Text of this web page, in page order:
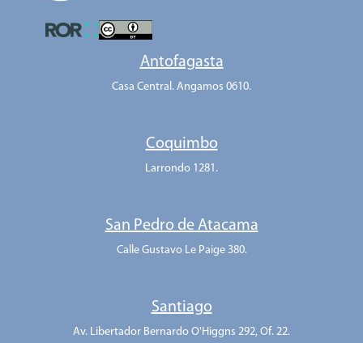
Antofagasta
Casa Central. Angamos 0610.
Coquimbo
Larrondo 1281.
San Pedro de Atacama
Calle Gustavo Le Paige 380.
Santiago
Av. Libertador Bernardo O'Higgns 292, Of. 22.